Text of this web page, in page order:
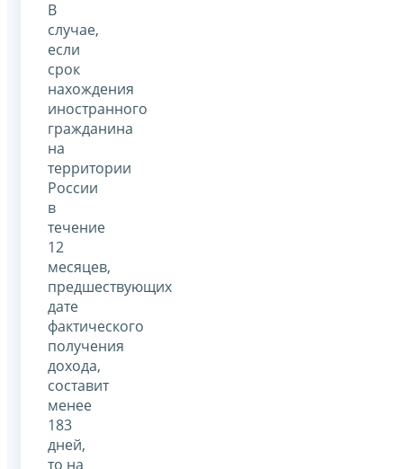
В
случае,
если
срок
нахождения
иностранного
гражданина
на
территории
России
в
течение
12
месяцев,
предшествующих
дате
фактического
получения
дохода,
составит
менее
183
дней,
то на